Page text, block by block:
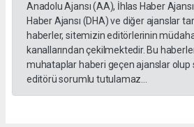
Anadolu Ajansı (AA), İhlas Haber
Haber Ajansı (DHA) ve diğer ajanslar
haberler, sitemizin editörlerinin
kanallarından çekilmektedir. Bu
muhataplar haberi geçen ajanslar olup
editörü sorumlu tutulamaz...